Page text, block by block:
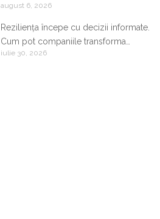
29.07.2026-05.08.2026
august 6, 2026
Reziliența începe cu decizii informate.
Cum pot companiile transforma
informația de business într-un avantaj
iulie 30, 2026